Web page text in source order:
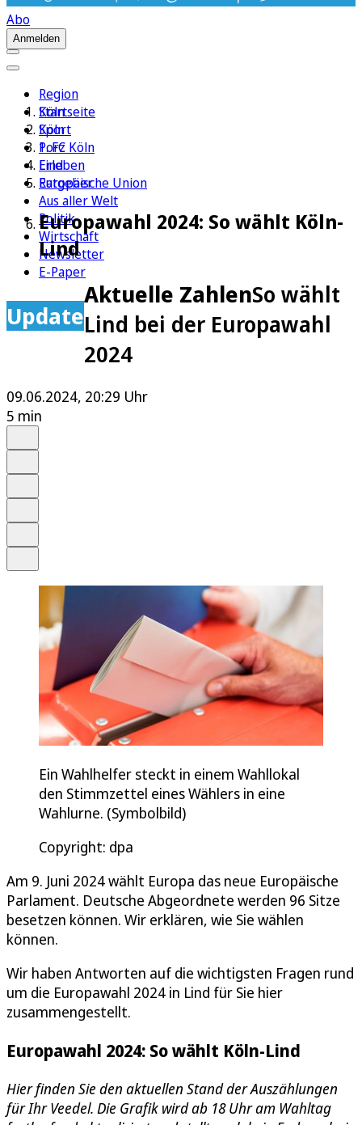
Abo
Anmelden
Region
Köln
Sport
1. FC Köln
Erleben
Ratgeber
Aus aller Welt
Politik
Wirtschaft
Newsletter
E-Paper
Startseite
Köln
Porz
Lind
Europäische Union
Europawahl 2024: So wählt Köln-
Lind
Update
Aktuelle ZahlenSo wählt
Lind bei der Europawahl
2024
09.06.2024, 20:29 Uhr
5 min
Ein Wahlhelfer steckt in einem Wahllokal
den Stimmzettel eines Wählers in eine
Wahlurne. (Symbolbild)
Copyright: dpa
Am 9. Juni 2024 wählt Europa das neue Europäische
Parlament. Deutsche Abgeordnete werden 96 Sitze
besetzen können. Wir erklären, wie Sie wählen
können.
Wir haben Antworten auf die wichtigsten Fragen rund
um die Europawahl 2024 in Lind für Sie hier
zusammengestellt.
Europawahl 2024: So wählt Köln-Lind
Hier finden Sie den aktuellen Stand der Auszählungen
für Ihr Veedel. Die Grafik wird ab 18 Uhr am Wahltag